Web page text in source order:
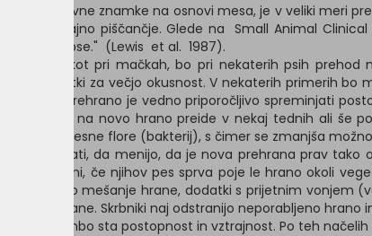
blagovne znamke na osnovi mesa, je v veliki meri
običajno piščančje. Glede na Small Animal
meri pse." (Lewis et al. 1987).
težava kot pri mačkah, bo pri nekaterih psih
z dodatki za večjo okusnost. V nekaterih primerih
psom. Prehrano je vedno priporočljivo spreminjati
ta način se na novo hrano preide v nekaj tednih ali še
in črevesne flore (bakterij), s čimer se zmanjša
pokazati, da menijo, da je nova prehrana prav
zaskrbljeni, če njihov pes sprva poje le hrano okoli
temeljito mešanje hrane, dodatki s prijetnim vonjem
hrane. Skrbniki naj odstranijo neporabljeno
spremembo sta postopnost in vztrajnost. Po teh